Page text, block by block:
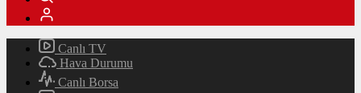
Canlı TV
Hava Durumu
Canlı Borsa